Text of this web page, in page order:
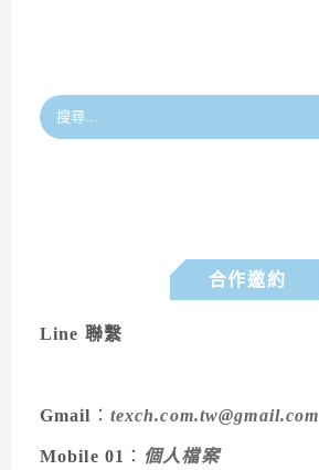
合作邀約
Line 聯繫
Gmail ： texch.com.tw@gmail.com
Mobile 01 ： 個人檔案